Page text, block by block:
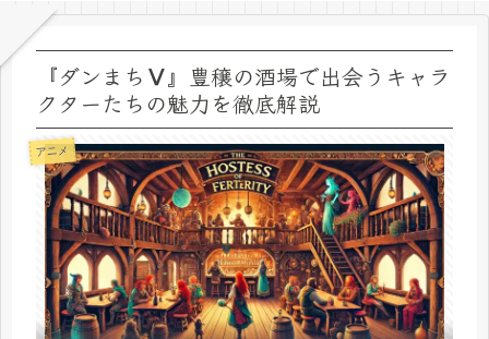
『ダンまちⅤ』豊穣の酒場で出会うキャラ
クターたちの魅力を徹底解説
アニメ